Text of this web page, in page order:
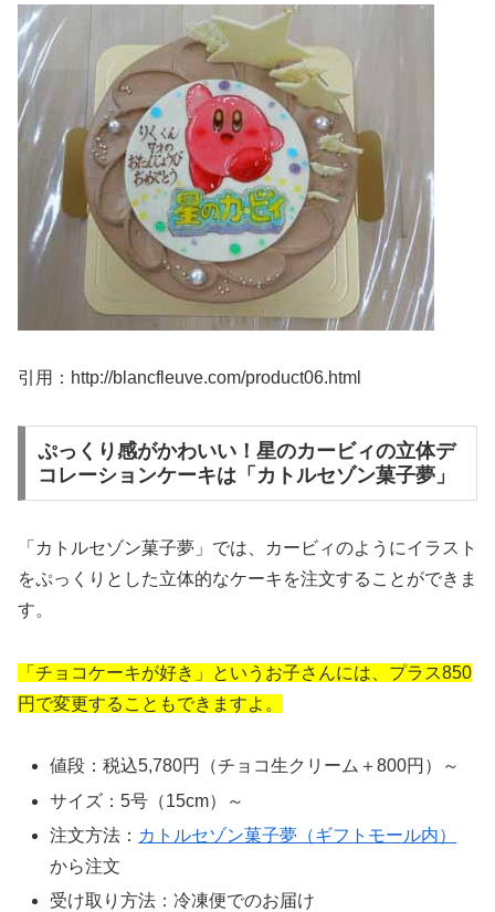
引用：http://blancfleuve.com/product06.html
ぷっくり感がかわいい！星のカービィの立体デ
コレーションケーキは「カトルセゾン菓子夢」
「カトルセゾン菓子夢」では、カービィのようにイラスト
をぷっくりとした立体的なケーキを注文することができま
す。
「チョコケーキが好き」というお子さんには、プラス850
円で変更することもできますよ。
値段：税込5,780円（チョコ生クリーム＋800円）～
サイズ：5号（15cm）～
注文方法： カトルセゾン菓子夢（ギフトモール内）
から注文
受け取り方法：冷凍便でのお届け